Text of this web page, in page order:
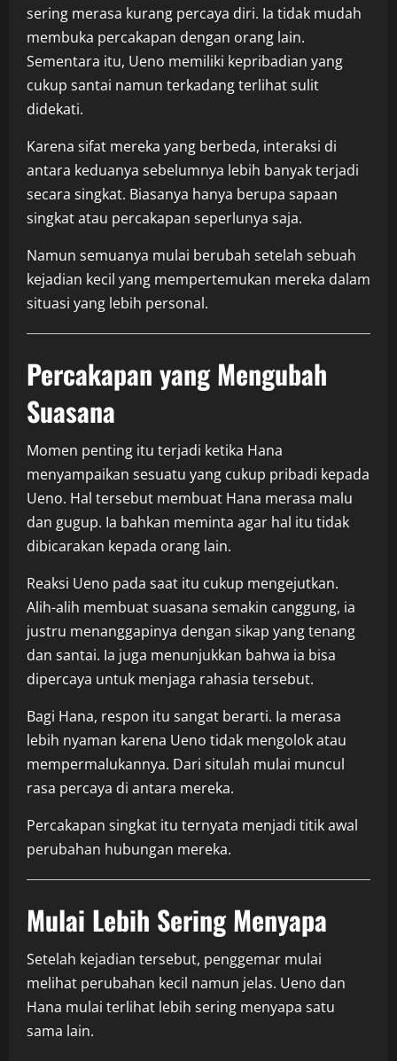
sering merasa kurang percaya diri. Ia tidak mudah
membuka percakapan dengan orang lain.
Sementara itu, Ueno memiliki kepribadian yang
cukup santai namun terkadang terlihat sulit
didekati.
Karena sifat mereka yang berbeda, interaksi di
antara keduanya sebelumnya lebih banyak terjadi
secara singkat. Biasanya hanya berupa sapaan
singkat atau percakapan seperlunya saja.
Namun semuanya mulai berubah setelah sebuah
kejadian kecil yang mempertemukan mereka dalam
situasi yang lebih personal.
Percakapan yang Mengubah
Suasana
Momen penting itu terjadi ketika Hana
menyampaikan sesuatu yang cukup pribadi kepada
Ueno. Hal tersebut membuat Hana merasa malu
dan gugup. Ia bahkan meminta agar hal itu tidak
dibicarakan kepada orang lain.
Reaksi Ueno pada saat itu cukup mengejutkan.
Alih-alih membuat suasana semakin canggung, ia
justru menanggapinya dengan sikap yang tenang
dan santai. Ia juga menunjukkan bahwa ia bisa
dipercaya untuk menjaga rahasia tersebut.
Bagi Hana, respon itu sangat berarti. Ia merasa
lebih nyaman karena Ueno tidak mengolok atau
mempermalukannya. Dari situlah mulai muncul
rasa percaya di antara mereka.
Percakapan singkat itu ternyata menjadi titik awal
perubahan hubungan mereka.
Mulai Lebih Sering Menyapa
Setelah kejadian tersebut, penggemar mulai
melihat perubahan kecil namun jelas. Ueno dan
Hana mulai terlihat lebih sering menyapa satu
sama lain.